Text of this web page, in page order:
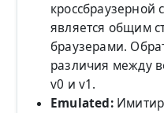
кроссбраузерной
является общим
браузерами.
различия между
v0 и v1.
Emulated: